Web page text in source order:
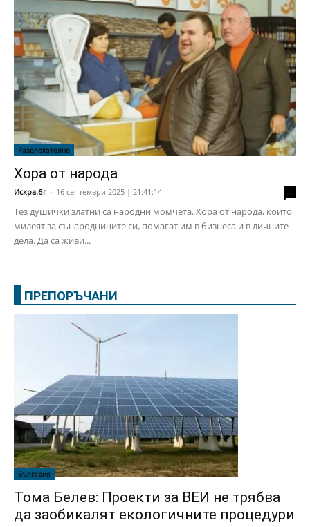
Развлекателно
Хора от народа
Искра.бг - 16 септември 2025 | 21:41:14
Тез душички златни са народни момчета. Хора от народа, които
милеят за сънародниците си, помагат им в бизнеса и в личните
дела. Да са живи...
ПРЕПОРЪЧАНИ
България
Тома Белев: Проекти за ВЕИ не трябва
да заобикалят екологичните процедури